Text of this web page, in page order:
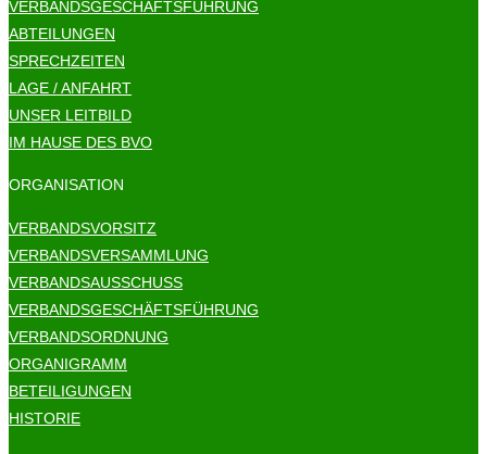
VERBANDSGESCHÄFTSFÜHRUNG
ABTEILUNGEN
SPRECHZEITEN
LAGE / ANFAHRT
UNSER LEITBILD
IM HAUSE DES BVO
ORGANISATION
VERBANDSVORSITZ
VERBANDSVERSAMMLUNG
VERBANDSAUSSCHUSS
VERBANDSGESCHÄFTSFÜHRUNG
VERBANDSORDNUNG
ORGANIGRAMM
BETEILIGUNGEN
HISTORIE